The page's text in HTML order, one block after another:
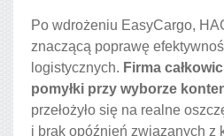
Po wdrożeniu EasyCargo,
znaczącą poprawę
logistycznych. Firma
pomyłki przy wyborze
przełożyło się na realne
i brak opóźnień związanych z